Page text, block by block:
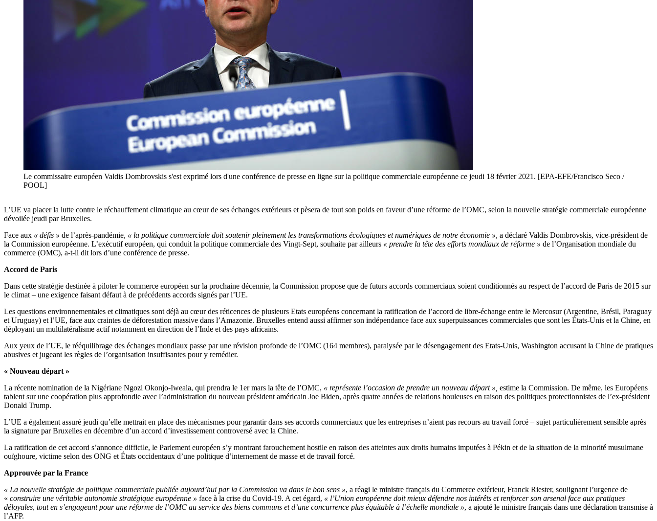
Le commissaire européen Valdis Dombrovskis s'est exprimé lors d'une conférence de presse en ligne sur la politique commerciale européenne ce jeudi 18 février 2021. [EPA-EFE/Francisco Seco /
POOL]
L’UE va placer la lutte contre le réchauffement climatique au cœur de ses échanges extérieurs et pèsera de tout son poids en faveur d’une réforme de l’OMC, selon la nouvelle stratégie commerciale européenne
dévoilée jeudi par Bruxelles.
Face aux « défis » de l’après-pandémie, « la politique commerciale doit soutenir pleinement les transformations écologiques et numériques de notre économie », a déclaré Valdis Dombrovskis, vice-président de
la Commission européenne. L’exécutif européen, qui conduit la politique commerciale des Vingt-Sept, souhaite par ailleurs « prendre la tête des efforts mondiaux de réforme » de l’Organisation mondiale du
commerce (OMC), a-t-il dit lors d’une conférence de presse.
Accord de Paris
Dans cette stratégie destinée à piloter le commerce européen sur la prochaine décennie, la Commission propose que de futurs accords commerciaux soient conditionnés au respect de l’accord de Paris de 2015 sur
le climat – une exigence faisant défaut à de précédents accords signés par l’UE.
Les questions environnementales et climatiques sont déjà au cœur des réticences de plusieurs Etats européens concernant la ratification de l’accord de libre-échange entre le Mercosur (Argentine, Brésil, Paraguay
et Uruguay) et l’UE, face aux craintes de déforestation massive dans l’Amazonie. Bruxelles entend aussi affirmer son indépendance face aux superpuissances commerciales que sont les États-Unis et la Chine, en
déployant un multilatéralisme actif notamment en direction de l’Inde et des pays africains.
Aux yeux de l’UE, le rééquilibrage des échanges mondiaux passe par une révision profonde de l’OMC (164 membres), paralysée par le désengagement des Etats-Unis, Washington accusant la Chine de pratiques
abusives et jugeant les règles de l’organisation insuffisantes pour y remédier.
« Nouveau départ »
La récente nomination de la Nigériane Ngozi Okonjo-Iweala, qui prendra le 1er mars la tête de l’OMC, « représente l’occasion de prendre un nouveau départ », estime la Commission. De même, les Européens
tablent sur une coopération plus approfondie avec l’administration du nouveau président américain Joe Biden, après quatre années de relations houleuses en raison des politiques protectionnistes de l’ex-président
Donald Trump.
L’UE a également assuré jeudi qu’elle mettrait en place des mécanismes pour garantir dans ses accords commerciaux que les entreprises n’aient pas recours au travail forcé – sujet particulièrement sensible après
la signature par Bruxelles en décembre d’un accord d’investissement controversé avec la Chine.
La ratification de cet accord s’annonce difficile, le Parlement européen s’y montrant farouchement hostile en raison des atteintes aux droits humains imputées à Pékin et de la situation de la minorité musulmane
ouïghoure, victime selon des ONG et États occidentaux d’une politique d’internement de masse et de travail forcé.
Approuvée par la France
« La nouvelle stratégie de politique commerciale publiée aujourd’hui par la Commission va dans le bon sens », a réagi le ministre français du Commerce extérieur, Franck Riester, soulignant l’urgence de
« construire une véritable autonomie stratégique européenne » face à la crise du Covid-19. A cet égard, « l’Union européenne doit mieux défendre nos intérêts et renforcer son arsenal face aux pratiques
déloyales, tout en s’engageant pour une réforme de l’OMC au service des biens communs et d’une concurrence plus équitable à l’échelle mondiale », a ajouté le ministre français dans une déclaration transmise à
l’AFP.